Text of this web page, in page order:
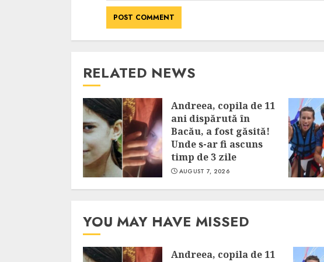
RELATED NEWS
Andreea, copila de 11
ani dispărută în
Bacău, a fost găsită!
Unde s-ar fi ascuns
timp de 3 zile
AUGUST 7, 2026
YOU MAY HAVE MISSED
Andreea, copila de 11